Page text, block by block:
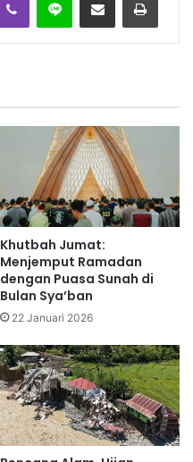
Khutbah Jumat:
Menjemput Ramadan
dengan Puasa Sunah di
Bulan Sya’ban
22 Januari 2026